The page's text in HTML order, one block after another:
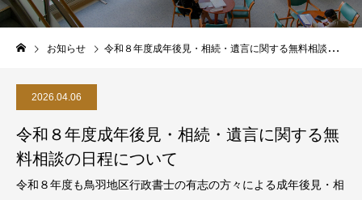
お知らせ
お知らせ 令和８年度成年後見・相続・遺言に関する無料相談の日程について
2026.04.06
令和８年度成年後見・相続・遺言に関する無
料相談の日程について
令和８年度も鳥羽地区行政書士の有志の方々による成年後見・相